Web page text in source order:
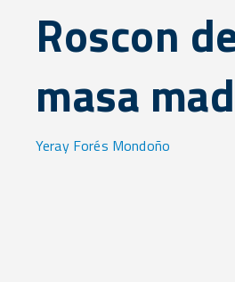
Roscon
masa
Yeray Forés Mondoño